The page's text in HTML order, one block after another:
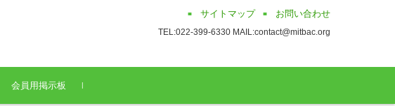
サイトマップ お問い合わせ
TEL:022-399-6330 MAIL:contact@mitbac.org
会員用掲示板